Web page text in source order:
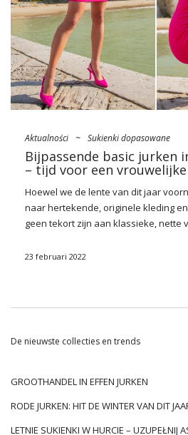
Mode voor geribbelde kleding in de
zich even bloeiend als
Aktualności ~ Sukienki dopasowane
Bijpassende basic jurken
– tijd voor een
Hoewel we de lente van dit jaar
naar hertekende, originele kleding
geen tekort zijn aan klassieke, nette
zowel mini met lovertjes zal zijn,
Samenvatting van
bekijk!
23 februari 2022
De nieuwste collecties en trends
GROOTHANDEL IN EFFEN JURKEN
RODE JURKEN: HIT DE WINTER VAN DIT
LETNIE SUKIENKI W HURCIE – UZUPEŁNIJ